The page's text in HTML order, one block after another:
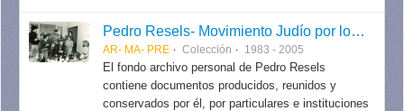
Pedro Resels- Movimiento Judío por los Derechos Humanos
AR- MA- PRE Colección 1983 - 2005
El fondo archivo personal de Pedro Resels
contiene documentos producidos, reunidos y
conservados por él, por particulares e instituciones